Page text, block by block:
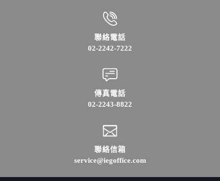
聯絡電話
02-2242-7222
傳真電話
02-2243-8822
聯絡信箱
service@iegoffice.com